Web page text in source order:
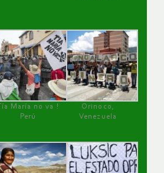
Tía María no va !
Perú
Orinoco,
Venezuela